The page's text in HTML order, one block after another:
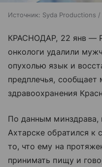
Источник: Syda Productions
КРАСНОДАР, 22 янв —
онкологи удалили
опухолью язык и
предплечья, сообщает
здравоохранения
По данным минздрава,
Ахтарске обратился к
то, что ему на
принимать пищу и